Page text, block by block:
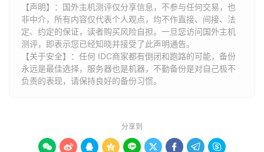
【声明】：国外主机测评仅分享信息，不参与任何交易，也
非中介，所有内容仅代表个人观点，均不作直接、间接、法
定、约定的保证，读者购买风险自担。一旦您访问国外主机
测评，即表示您已经知晓并接受了此声明通告。
【关于安全】：任何 IDC商家都有倒闭和跑路的可能，备份
永远是最佳选择，服务器也是机器，不勤备份是对自己极不
负责的表现，请保持良好的备份习惯。
分享到
        